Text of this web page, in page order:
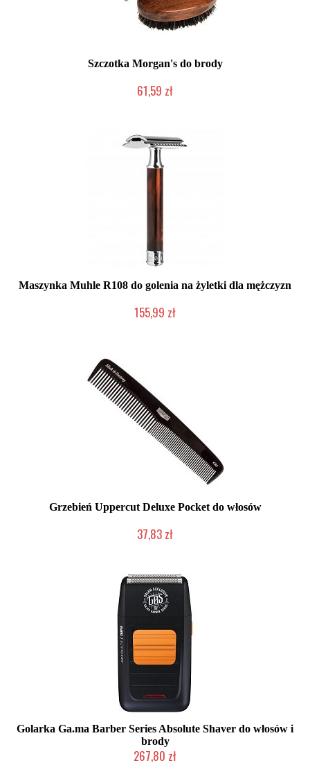
Szczotka Morgan's do brody
61,59 zł
Maszynka Muhle R108 do golenia na żyletki dla mężczyzn
155,99 zł
Grzebień Uppercut Deluxe Pocket do włosów
37,83 zł
Golarka Ga.ma Barber Series Absolute Shaver do włosów i
brody
267,80 zł